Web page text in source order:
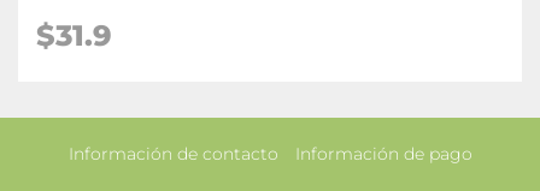
$31.9
Información de contacto Información de pago